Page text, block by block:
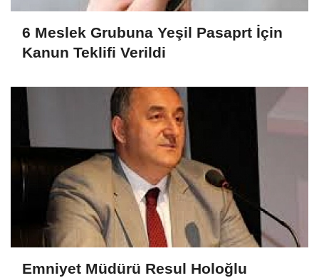
6 Meslek Grubuna Yeşil Pasaprt İçin
Kanun Teklifi Verildi
Emniyet Müdürü Resul Holoğlu